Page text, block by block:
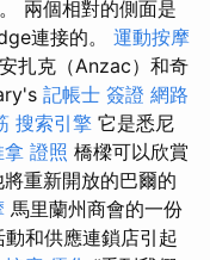
兩個相對的側面是
連接的。 運動按摩
扎克（Anzac）和奇
記帳士 簽證 網路
搜索引擎 它是悉尼
拿 證照 橋樑可以欣賞
重新開放的巴爾的
馬里蘭州商會的一份
和供應連鎖店引起